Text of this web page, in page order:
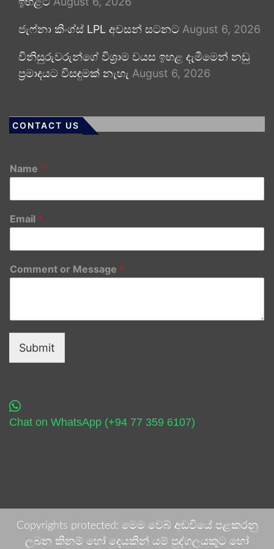
ජැෆ්නා කිංග්ස් LPL අවසන් සටනට August 6, 2026
විනිසුරුවරුන්ගේ විශ්‍රාම වයස ඉහළ දැමීමෙන් නඩු
ප්‍රමාදයට විසඳුමක් නැහැ August 6, 2026
CONTACT US
Name *
Email *
Comment or Message *
Submit
Chat on WhatsApp (+94 77 359 6107)
Copyrights protected: මෙම වෙබ් අඩවියේ පළකරනු
ලබන කිනම් හෝ දෙයකින් යම් පුද්ගලයකුට හෝ